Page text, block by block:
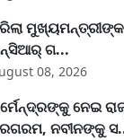
ଗ...
08, 2026
ନେଇ
ନବୀନଙ୍କୁ